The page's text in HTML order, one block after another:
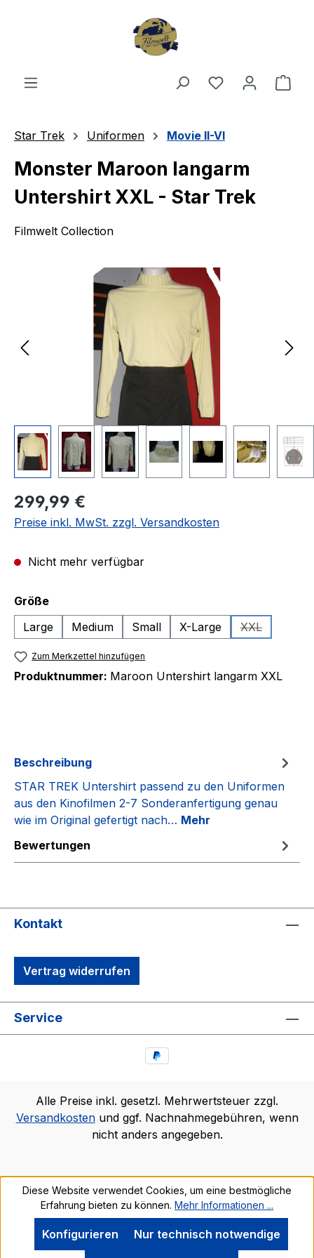
Du hast 0
Star Trek Uniformen Movie II-VI
Monster Maroon langarm
Untershirt XXL - Star Trek
Filmwelt Collection
Regulärer Preis:
299,99 €
Preise inkl. MwSt. zzgl. Versandkosten
Nicht mehr verfügbar
Größeauswählen
Large
Medium Small X-Large XXL
(Diese
Zum Merkzettel hinzufügen
Produktnummer: Maroon Untershirt langarm XXL
Beschreibung
STAR TREK Untershirt passend zu den Uniformen
aus den Kinofilmen 2-7 Sonderanfertigung genau
wie im Original gefertigt nach… Mehr
Bewertungen
Kontakt
Vertrag widerrufen
Service
Alle Preise inkl. gesetzl. Mehrwertsteuer zzgl.
Versandkostenund ggf. Nachnahmegebühren, wenn
nicht anders angegeben.
Diese Website verwendet Cookies, um eine bestmögliche
Erfahrung bieten zu können. Mehr Informationen ...
Nur technisch notwendige
Konfigurieren